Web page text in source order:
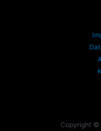
Copyright ©